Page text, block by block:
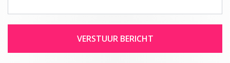
VERSTUUR BERICHT